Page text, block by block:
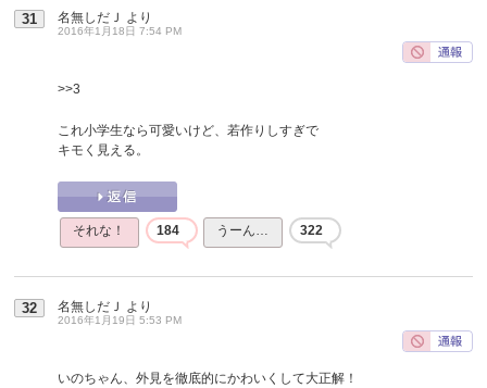
31 名無しだＪ より
2016年1月18日 7:54 PM
>>3
これ小学生なら可愛いけど、若作りしすぎで
キモく見える。
それな！ 184 うーん… 322
32 名無しだＪ より
2016年1月19日 5:53 PM
いのちゃん、外見を徹底的にかわいくして大正解！